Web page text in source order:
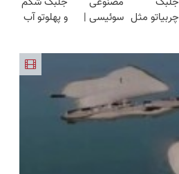
حراج شد🔥
پرداخت
🎁
چربیاتو مثل سوئیسی |
ویزیت
رایگان+پرداخت
اقساطی😍
و پهلوتو آب
تا امشب)